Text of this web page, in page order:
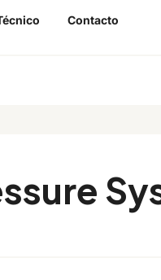
Contacto